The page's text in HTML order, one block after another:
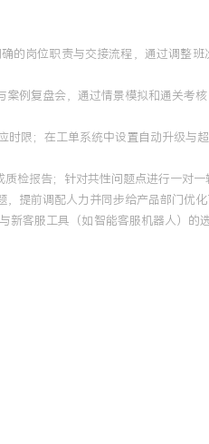
的岗位职责与交接流程，通过调整
例复盘会，通过情景模拟和通关考
限；在工单系统中设置自动升级与
报告；针对共性问题点进行一对一
前调配人力并同步给产品部门优化
客服工具（如智能客服机器人）的